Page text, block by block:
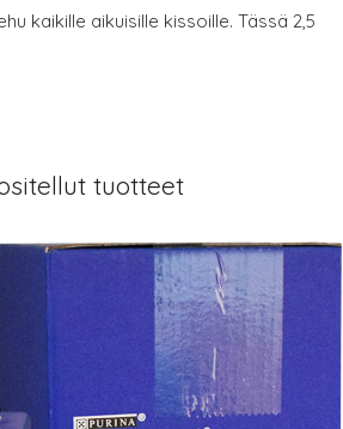
kaikille aikuisille kissoille. Tässä 2,5
tuotteet